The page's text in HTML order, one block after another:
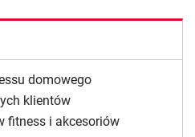
domowego
klientów
fitness i akcesoriów